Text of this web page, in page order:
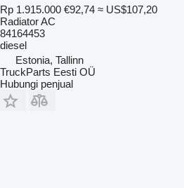
Rp 1.915.000 €92,74 ≈ US$107,20
Radiator AC
84164453
diesel
Estonia, Tallinn
TruckParts Eesti OÜ
Hubungi penjual